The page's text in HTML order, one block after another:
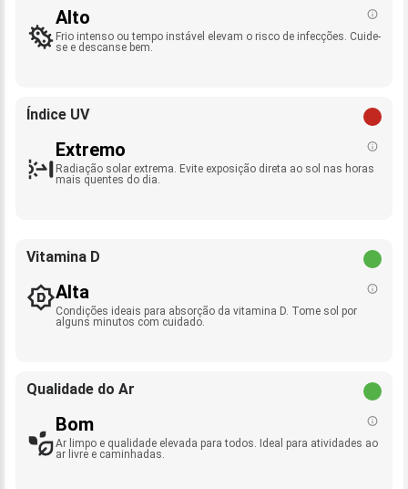
Alto
Frio intenso ou tempo instável elevam o risco de infecções. Cuide-
se e descanse bem.
Índice UV
Extremo
Radiação solar extrema. Evite exposição direta ao sol nas horas
mais quentes do dia.
Vitamina D
Alta
Condições ideais para absorção da vitamina D. Tome sol por
alguns minutos com cuidado.
Qualidade do Ar
Bom
Ar limpo e qualidade elevada para todos. Ideal para atividades ao
ar livre e caminhadas.